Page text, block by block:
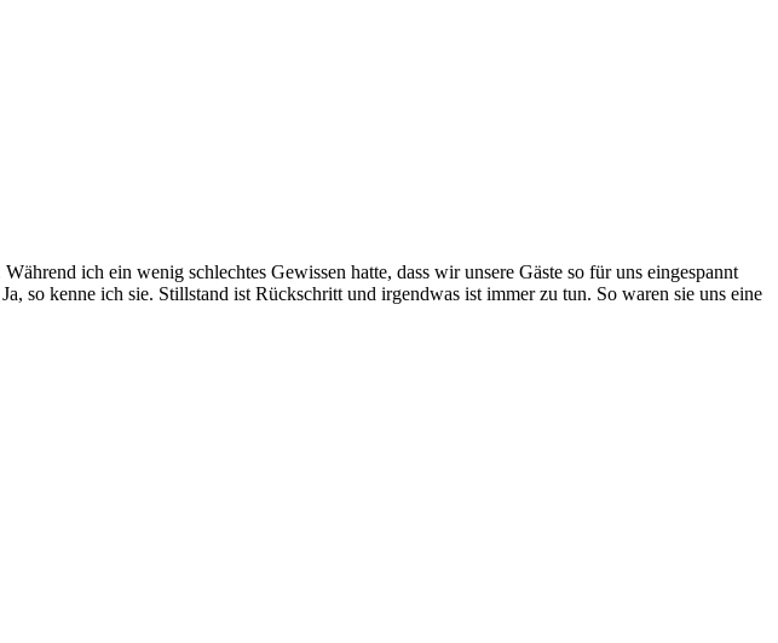
ich ein wenig schlechtes Gewissen hatte, dass wir unsere Gäste so für uns eingespannt
so kenne ich sie. Stillstand ist Rückschritt und irgendwas ist immer zu tun. So waren sie uns eine